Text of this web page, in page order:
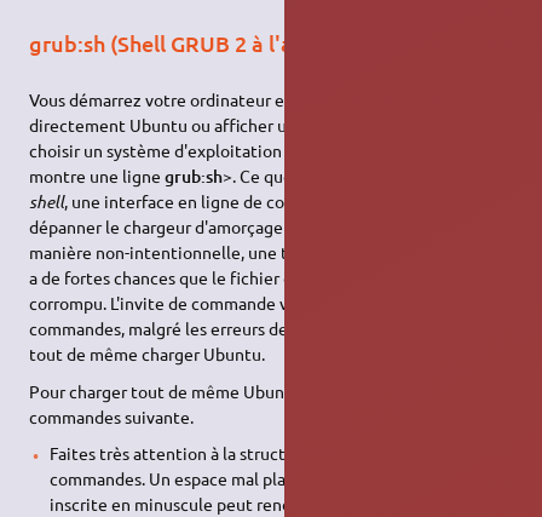
grub:sh (Shell GRUB 2 à l'amorçage)
Vous démarrez votre ordinateur et au lieu de charger
directement Ubuntu ou afficher un menu vous permettant de
choisir un système d'exploitation à charger, votre écran vous
montre une lignegrub:sh>. Ce que vous obtenez ici est un
shell, une interface en ligne de commande qui permet de
dépanner le chargeur d'amorçage GRUB 2. Si vous obtenez, de
manière non-intentionnelle, une telle invite de commande, il y
a de fortes chances que le fichier de menu de GRUB 2 soit
corrompu. L'invite de commande vous permet d'exécuter des
commandes, malgré les erreurs des fichiers de menu, afin de
tout de même charger Ubuntu.
Pour charger tout de même Ubuntu, entrez la suite de
commandes suivante.
Faites très attention à la structure et la graphie des
commandes. Un espace mal placé ou une lettre majuscule
inscrite en minuscule peut rendre la commande inopérante ;